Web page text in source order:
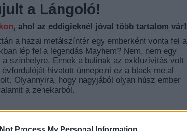
Process My Personal Information
a Lángoló!
, ahol az eddigieknél jóval több tartalom vár!
a hazai metálszíntér egy emberként vonta fel a
lép fel a legendás Mayhem? Nem, nem egy
színhelyre. Ennek a bulinak az exkluzivitás volt
hivatott ünnepelni ez a black metal
Olyannyira, hogy nagyjából olyan húsz ember
a zenekarból.